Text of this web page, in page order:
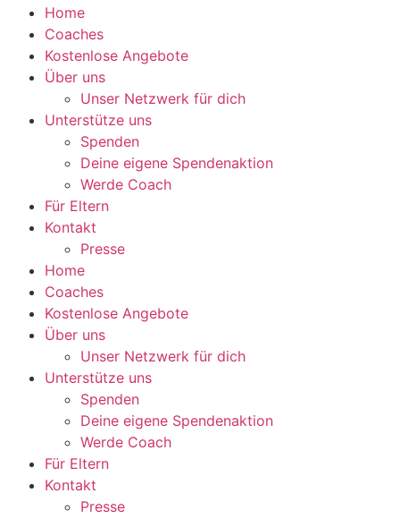
Home
Coaches
Kostenlose Angebote
Über uns
Unser Netzwerk für dich
Unterstütze uns
Spenden
Deine eigene Spendenaktion
Werde Coach
Für Eltern
Kontakt
Presse
Home
Coaches
Kostenlose Angebote
Über uns
Unser Netzwerk für dich
Unterstütze uns
Spenden
Deine eigene Spendenaktion
Werde Coach
Für Eltern
Kontakt
Presse